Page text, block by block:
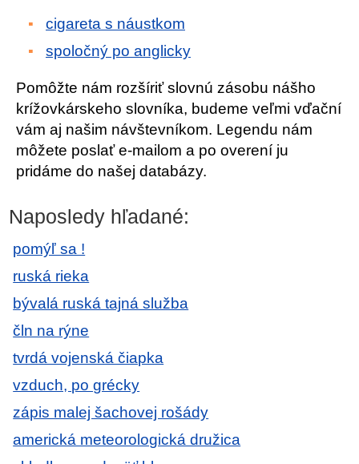
cigareta s náustkom
spoločný po anglicky
Pomôžte nám rozšíriť slovnú zásobu nášho
krížovkárskeho slovníka, budeme veľmi vďační
vám aj našim návštevníkom. Legendu nám
môžete poslať e-mailom a po overení ju
pridáme do našej databázy.
Naposledy hľadané:
pomýľ sa !
ruská rieka
bývalá ruská tajná služba
čln na rýne
tvrdá vojenská čiapka
vzduch, po grécky
zápis malej šachovej rošády
americká meteorologická družica